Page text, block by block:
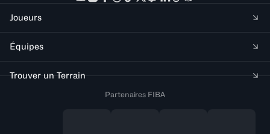
Joueurs
Équipes
Trouver un Terrain
Partenaires FIBA